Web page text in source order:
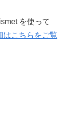
を使って
はこちらをご覧